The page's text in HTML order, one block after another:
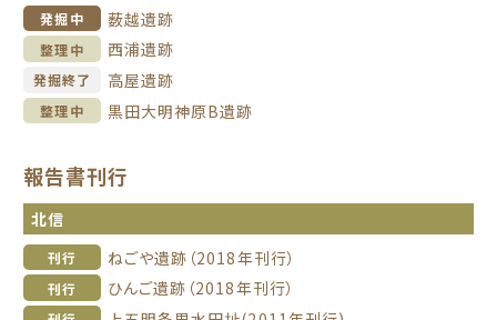
発掘中 薮越遺跡
整理中 西浦遺跡
発掘終了 高屋遺跡
整理中 黒田大明神原B遺跡
報告書刊行
北信
刊行 ねごや遺跡（2018年刊行）
刊行 ひんご遺跡（2018年刊行）